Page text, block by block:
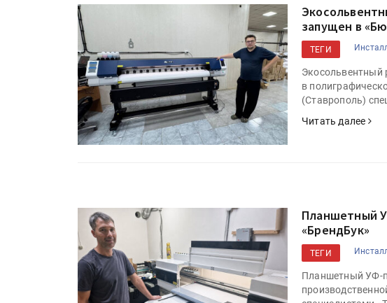
запущен в
ТЕГИ
Экосольвентный
в
(Ставрополь)
Читать далее
Планшетный
«БрендБук»
ТЕГИ
Планшетный УФ-
полугодие 2026 года
Круглый стол на тему РОП пройдет
28 июля